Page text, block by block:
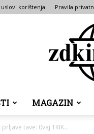
uslovi korištenja Pravila
MAGAZIN
tave: 0vaj TRIK...